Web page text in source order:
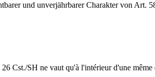
und unverjährbarer Charakter von Art.
Cst./SH ne vaut qu'à l'intérieur d'une